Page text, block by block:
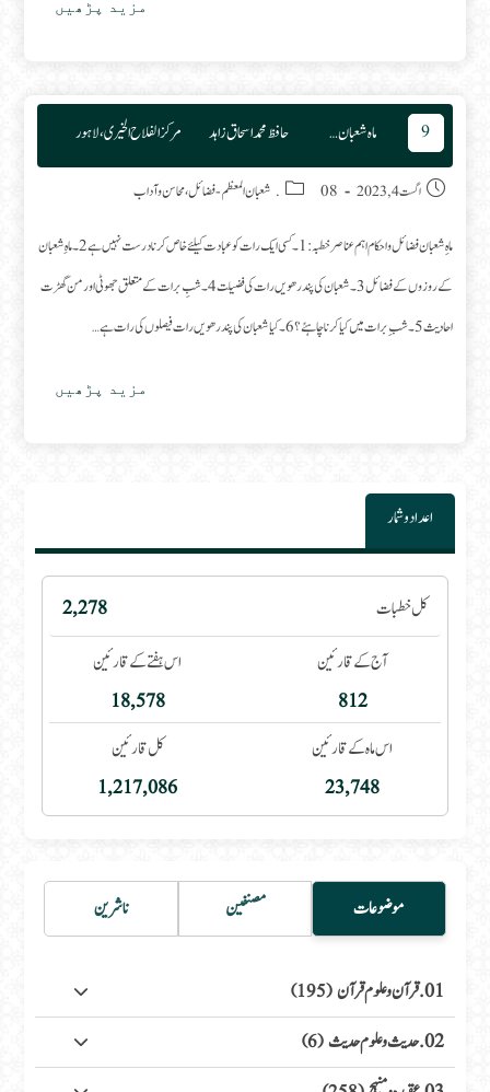
مزید پڑھیں
فضائل
9 ماہ شعبان فضائل واحکام حافظ محمد اسحاق زاہد مرکز الفلاح الخیری، لاہور
Post published:
اگست 4, 2023
Post category:
08. شعبان المعظم -فضائل، محاسن و آداب
ماہ ِ شعبان فضائل واحکام اہم عناصر خطبہ : 1۔کسی ایک رات کو عبادت کیلئے خاص کرنا درست نہیں ہے 2۔ماہِ شعبان
کے روزوں کے فضائل 3۔شعبان کی پندرھویں رات کی فضیلت 4۔ شبِ برات کے متعلق جھوٹی اور من گھڑت
احادیث 5۔ شب ِ برات میں کیا کرنا چاہئے ؟ 6۔کیا شعبان کی پندرھویں رات فیصلوں کی رات ہے…
مزید پڑھیں
شعبان
اعداد و شمار
کل خطبات
2,278
آج کے قارئین
812
اس ہفتے کے قارئین
18,578
اس ماہ کے قارئین
23,748
کل قارئین
1,217,086
موضوعات مصنفین ناشرین
01. قرآن وعلوم قرآن (195)
02. حدیث وعلوم حدیث (6)